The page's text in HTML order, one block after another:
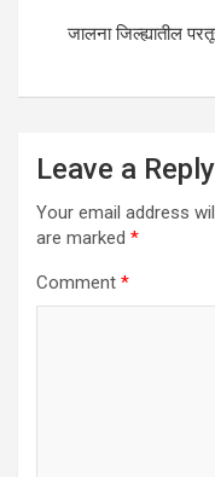
जालना जिल्ह्यातील
Leave a Reply
Your email address
are marked *
Comment *